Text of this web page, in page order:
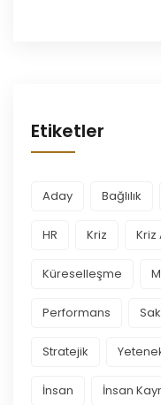
Etiketler
Aday Bağlılık
HR Kriz Kriz
Küreselleşme
Performans
Stratejik
İnsan İnsan